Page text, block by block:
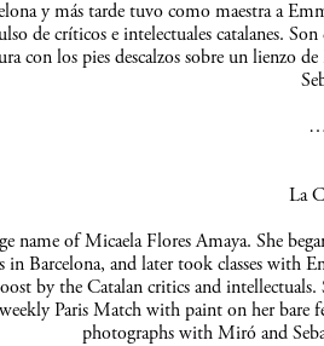
y más tarde tuvo como maestra a
de críticos e intelectuales catalanes.
con los pies descalzos sobre un lienzo
La
name of Micaela Flores Amaya. She
in Barcelona, and later took classes with
by the Catalan critics and
weekly Paris Match with paint on her bare
photographs with Miró and